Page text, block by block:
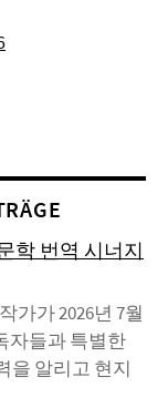
학 번역 시너지
가가 2026년 7월
자들과 특별한
을 알리고 현지